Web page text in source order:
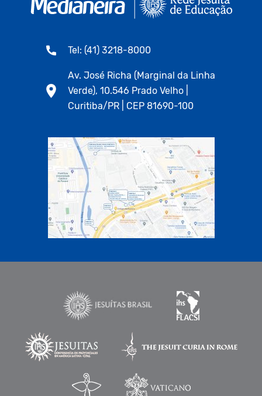
Tel: (41) 3218-8000
Av. José Richa (Marginal da Linha
Verde), 10.546 Prado Velho |
Curitiba/PR | CEP 81690-100